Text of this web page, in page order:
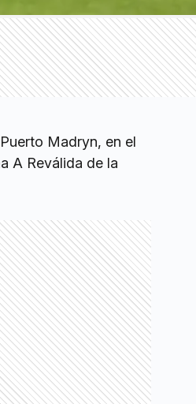
Madryn, en el
A Reválida de la